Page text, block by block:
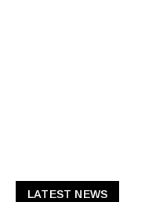
LATEST NEWS